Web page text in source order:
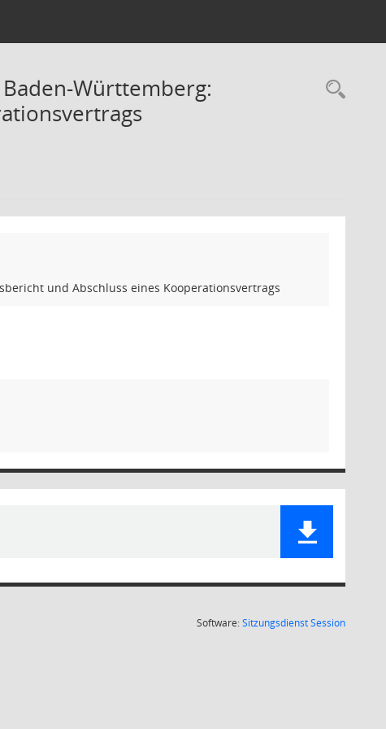
Württemberg:
und Abschluss eines Kooperationsvertrags
Software:SitzungsdienstSession(Wird in